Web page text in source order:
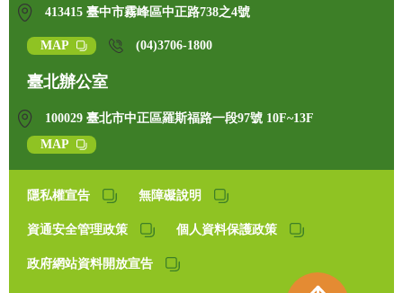
413415 臺中市霧峰區中正路738之4號
MAP (04)3706-1800
臺北辦公室
100029 臺北市中正區羅斯福路一段97號 10F~13F
MAP
隱私權宣告 無障礙說明
資通安全管理政策 個人資料保護政策
政府網站資料開放宣告